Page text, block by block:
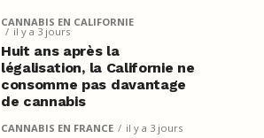
CANNABIS EN CALIFORNIE
il y a 3 jours
Huit ans après la
légalisation, la Californie ne
consomme pas davantage
de cannabis
CANNABIS EN FRANCE il y a 3 jours